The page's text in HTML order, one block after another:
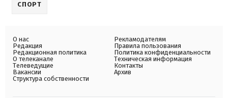
СПОРТ
О нас
Редакция
Редакционная политика
О телеканале
Телеведущие
Вакансии
Структура собственности
Рекламодателям
Правила пользования
Политика конфиденциальности
Техническая информация
Контакты
Архив